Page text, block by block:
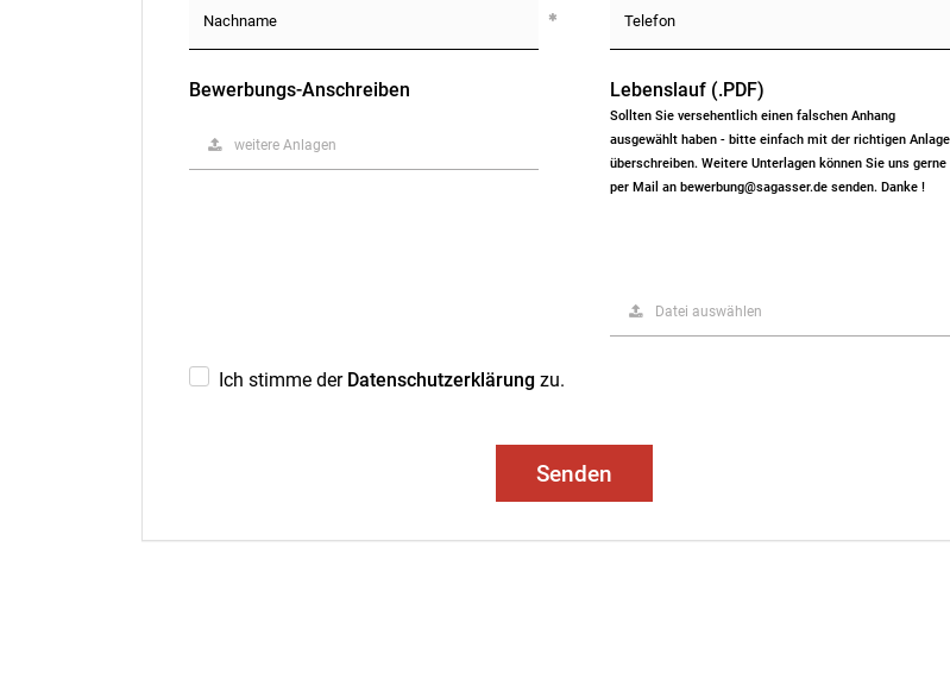
Bewerbungs-Anschreiben
weitere Anlagen
Lebenslauf (.PDF)
Sollten Sie versehentlich einen falschen Anhang
ausgewählt haben - bitte einfach mit der richtigen Anlage
überschreiben. Weitere Unterlagen können Sie uns gerne
per Mail an bewerbung@sagasser.de senden. Danke !
Datei auswählen
Ich stimme der Datenschutzerklärung zu.
Senden